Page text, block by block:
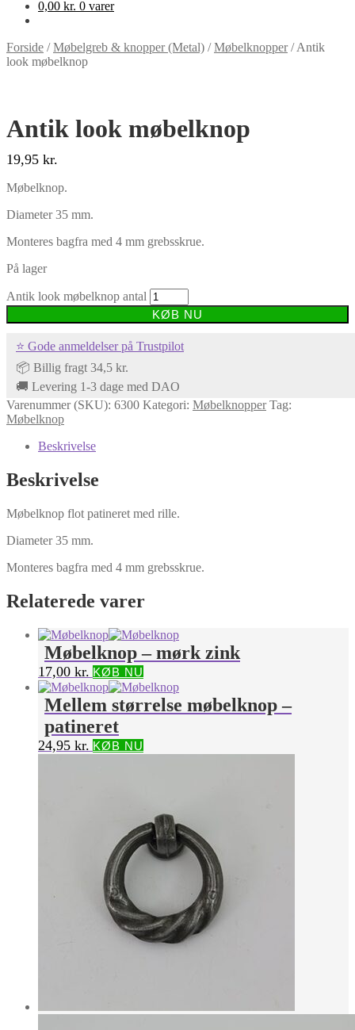
0,00 kr. 0 varer
Forside /Møbelgreb & knopper (Metal) /Møbelknopper/Antik
look møbelknop
Antik look møbelknop
19,95 kr.
Møbelknop.
Diameter 35 mm.
Monteres bagfra med 4 mm grebsskrue.
På lager
Antik look møbelknop antal
KØB NU
⭐ Gode anmeldelser på Trustpilot
📦 Billig fragt 34,5 kr.
🚚 Levering 1-3 dage med DAO
Varenummer (SKU): 6300 Kategori: Møbelknopper Tag:
Møbelknop
Beskrivelse
Beskrivelse
Møbelknop flot patineret med rille.
Diameter 35 mm.
Monteres bagfra med 4 mm grebsskrue.
Relaterede varer
Møbelknop – mørk zink
17,00 kr. KØB NU
Mellem størrelse møbelknop –
patineret
24,95 kr. KØB NU